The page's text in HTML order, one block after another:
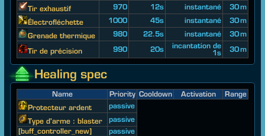
Tir exhaustif
970 12s instantané
30 m
Électrofléchette
1000 45s instantané
30 m
Grenade thermique
980 22.5s instantané
30 m
Tir de précision
990 20s
incantation de
1s
30 m
Healing spec
Name Priority Cooldown Activation
Range
Protecteur ardent
passive
Type d'arme : blaster
passive
[buff_controller_new]
passive